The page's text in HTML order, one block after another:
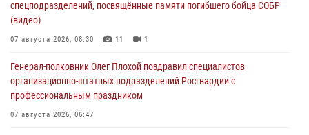
спецподразделений, посвящённые памяти погибшего бойца СОБР
(видео)
07 августа 2026, 08:30 11 1
Генерал-полковник Олег Плохой поздравил специалистов
организационно-штатных подразделений Росгвардии с
профессиональным праздником
07 августа 2026, 06:47